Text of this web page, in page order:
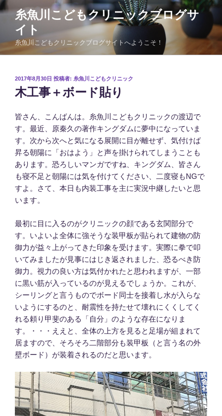
コ
ン
ツ
糸魚川こどもクリニックブログサ
イト
糸魚川こどもクリニックブログサイトへようこそ！
投
日:
2017年8月30日 投稿者: 糸魚川こどもクリニック
木工事＋ボード貼り
皆さん、こんばんは。糸魚川こどもクリニックの渡辺で
す。最近、原秦久の著作キングダムに夢中になっていま
す。次から次へと気になる展開に目が離せず、気付けば
昇る朝陽に「おはよう」と声を掛けられてしまうことも
あります。恐ろしいマンガですね、キングダム、皆さん
も寝不足と朝陽には気を付けてください、二度寝もNGで
すよ。さて、本日も内装工事を主に実況中継したいと思
います。
最初に目に入るのがクリニックの顔である玄関部分で
す。いよいよ全体に強そうな装甲板が貼られて建物の防
御力が益々上がってきた印象を受けます。実際に拳で叩
いてみましたが見事にはじき返されました、恐るべき防
御力。視力の良い方は気付かれたと思われますが、一部
に黒い筋が入っているのが見えるでしょうか。これが、
シーリングと言うものでボード同士を接着し水が入らな
いようにするのと、耐震性を持たせて壊れにくくしてく
れる頼り甲斐のある「自分」のような存在になりま
す。・・・ええと、全体の上方を見ると足場が組まれて
居ますので、そろそろ二階部分も装甲板（と言う名の外
壁ボード）が装着されるのだと思います。